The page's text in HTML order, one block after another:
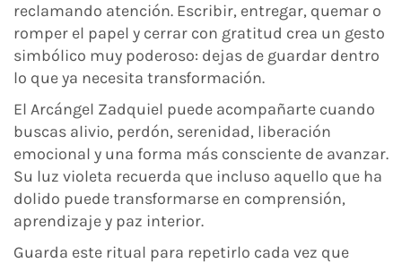
reclamando atención. Escribir, entregar, quemar o
romper el papel y cerrar con gratitud crea un gesto
simbólico muy poderoso: dejas de guardar dentro
lo que ya necesita transformación.
El Arcángel Zadquiel puede acompañarte cuando
buscas alivio, perdón, serenidad, liberación
emocional y una forma más consciente de avanzar.
Su luz violeta recuerda que incluso aquello que ha
dolido puede transformarse en comprensión,
aprendizaje y paz interior.
Guarda este ritual para repetirlo cada vez que